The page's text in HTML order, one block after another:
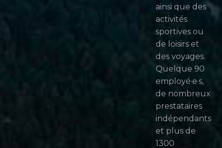
ainsi que des
activités
sportives ou
de loisirs et
des voyages.
Quelque 90
employé·e·s,
de nombreux
prestataires
indépendants
et plus de
1300